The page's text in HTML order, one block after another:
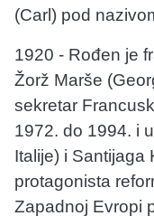
(Carl) pod
1920 - Rođen je
Žorž Marše
sekretar
1972. do 1994. i
Italije) i Santijaga
protagonista
Zapadnoj Evropi